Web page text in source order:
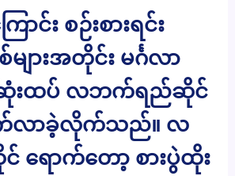
င်း စဉ်းစားရင်း
ျားအတိုင်း မင်္ဂလာ
ဆုံးထပ် လဘက်ရည်ဆိုင်
လာခဲ့လိုက်သည်။ လ
ောက်တော့ စားပွဲထိုး